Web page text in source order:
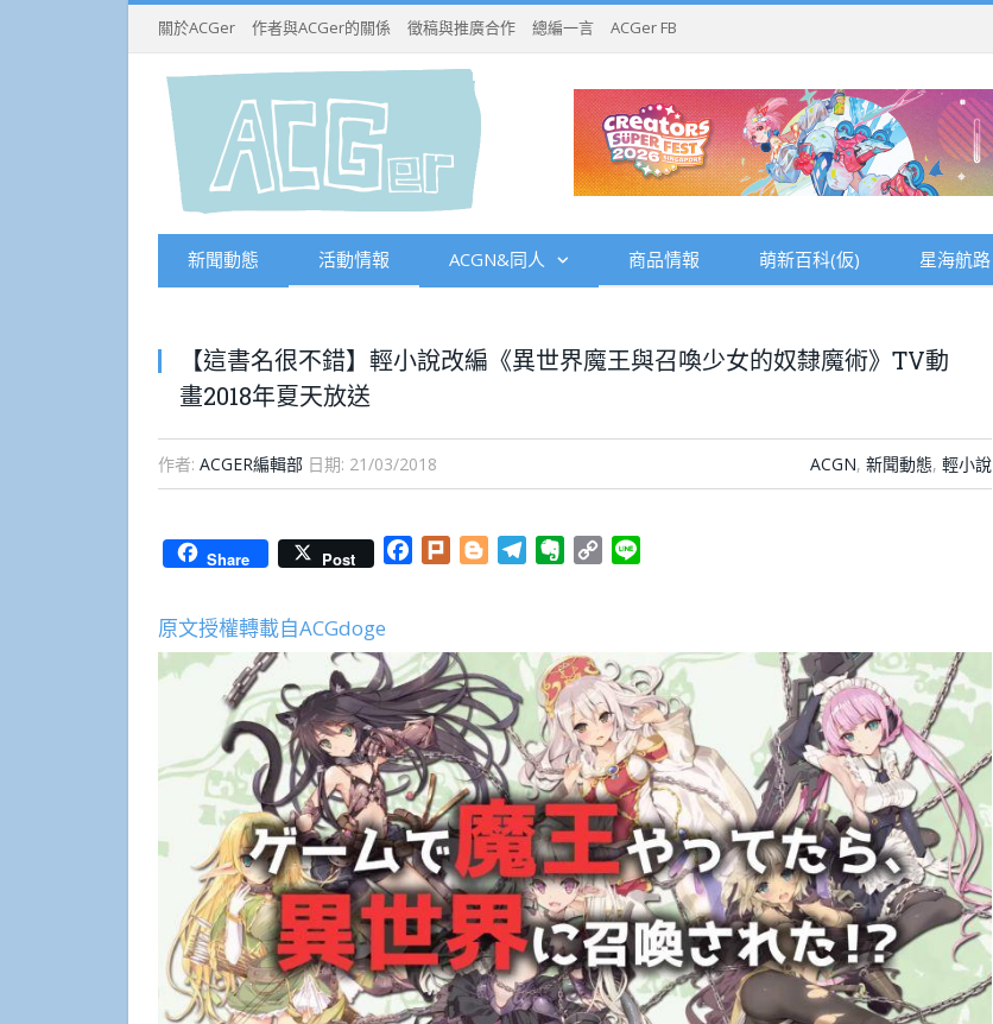
關於ACGer 作者與ACGer的關係 徵稿與推廣合作 總編一言 ACGer FB
新聞動態 活動情報 ACGN&同人 商品情報 萌新百科(仮) 星海航路
【這書名很不錯】輕小說改編《異世界魔王與召喚少女的奴隸魔術》TV動
畫2018年夏天放送
作者: ACGER編輯部 日期: 21/03/2018 ACGN, 新聞動態, 輕小說
Share Post Facebook
Plurk BloggerTelegramEvernote
Copy
原文授權轉載自ACGdoge